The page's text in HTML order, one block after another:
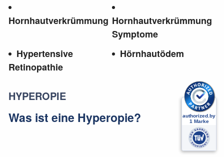
Hornhautverkrümmung Hornhautverkrümmung
Symptome
Hypertensive
Retinopathie
Hörnhautödem
HYPEROPIE
Was ist eine Hyperopie?
(griech. hyper = über ) ist
Weitsichtigkeitzu